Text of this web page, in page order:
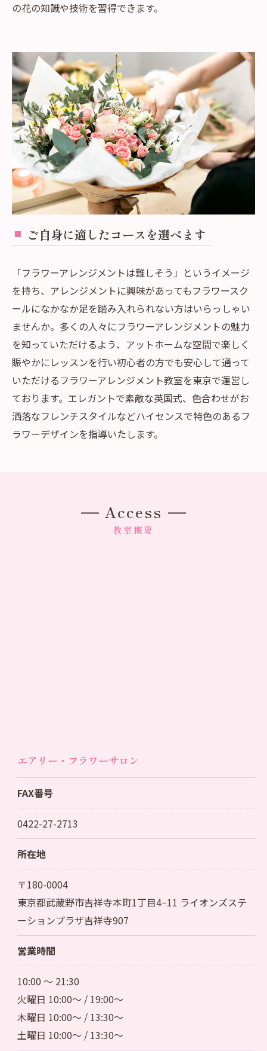
の花の知識や技術を習得できます。
ご自身に適したコースを選べます
「フラワーアレンジメントは難しそう」というイメージ
を持ち、アレンジメントに興味があってもフラワースク
ールになかなか足を踏み入れられない方はいらっしゃい
ませんか。多くの人々にフラワーアレンジメントの魅力
を知っていただけるよう、アットホームな空間で楽しく
賑やかにレッスンを行い初心者の方でも安心して通って
いただけるフラワーアレンジメント教室を東京で運営し
ております。エレガントで素敵な英国式、色合わせがお
洒落なフレンチスタイルなどハイセンスで特色のあるフ
ラワーデザインを指導いたします。
教室概要
Access
エアリー・フラワーサロン
FAX番号
0422-27-2713
所在地
〒180-0004
東京都武蔵野市吉祥寺本町1丁目4−11 ライオンズステ
ーションプラザ吉祥寺907
営業時間
10:00 ～ 21:30
火曜日 10:00～ / 19:00～
木曜日 10:00～ / 13:30～
土曜日 10:00～ / 13:30～